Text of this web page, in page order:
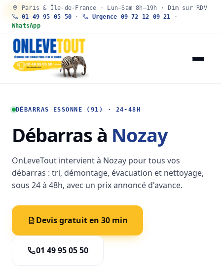
Paris & Île-de-France · Lun–Sam 8h–19h · Dim sur RDV
01 49 95 05 50 · Urgence 09 72 12 09 21 ·
WhatsApp
DÉBARRAS ESSONNE (91) · 24-48H
Débarras à Nozay
OnLeveTout intervient à Nozay pour tous vos
débarras : tri, démontage, évacuation et nettoyage,
sous 24 à 48h, avec un prix annoncé d'avance.
Devis gratuit en 30 min
01 49 95 05 50
30 SEC